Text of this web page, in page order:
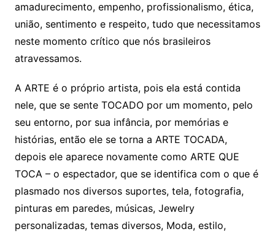
amadurecimento, empenho, profissionalismo, ética,
união, sentimento e respeito, tudo que necessitamos
neste momento crítico que nós brasileiros
atravessamos.
A ARTE é o próprio artista, pois ela está contida
nele, que se sente TOCADO por um momento, pelo
seu entorno, por sua infância, por memórias e
histórias, então ele se torna a ARTE TOCADA,
depois ele aparece novamente como ARTE QUE
TOCA – o espectador, que se identifica com o que é
plasmado nos diversos suportes, tela, fotografia,
pinturas em paredes, músicas, Jewelry
personalizadas, temas diversos, Moda, estilo,